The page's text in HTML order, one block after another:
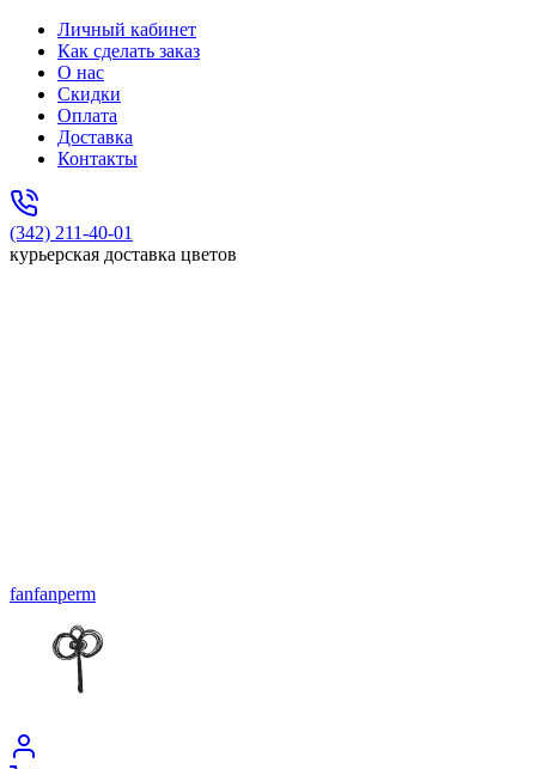
Личный кабинет
Как сделать заказ
О нас
Скидки
Оплата
Доставка
Контакты
(342) 211-40-01
курьерская доставка цветов
fanfanperm